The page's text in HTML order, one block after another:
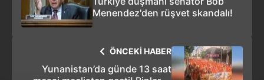
Menendez'den rüşvet skandalı!
ÖNCEKİ HABER
Yunanistan’da günde 13 saat